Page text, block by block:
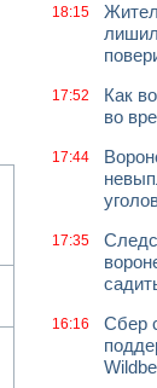
18:15
17:52
Как
во
17:44
17:35
16:16
Сбер